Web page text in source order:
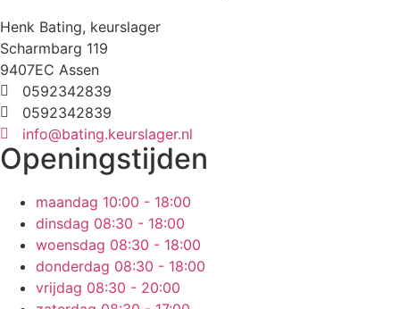
Henk Bating, keurslager
Scharmbarg 119
9407EC Assen
0592342839
0592342839
info@bating.keurslager.nl
Openingstijden
maandag 10:00 - 18:00
dinsdag 08:30 - 18:00
woensdag 08:30 - 18:00
donderdag 08:30 - 18:00
vrijdag 08:30 - 20:00